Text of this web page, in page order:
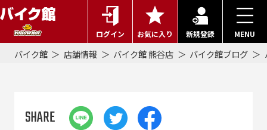
ログイン お気に入り 新規登録 MENU
バイク館 店舗情報 バイク館 熊谷店 バイク館ブログ
SHARE